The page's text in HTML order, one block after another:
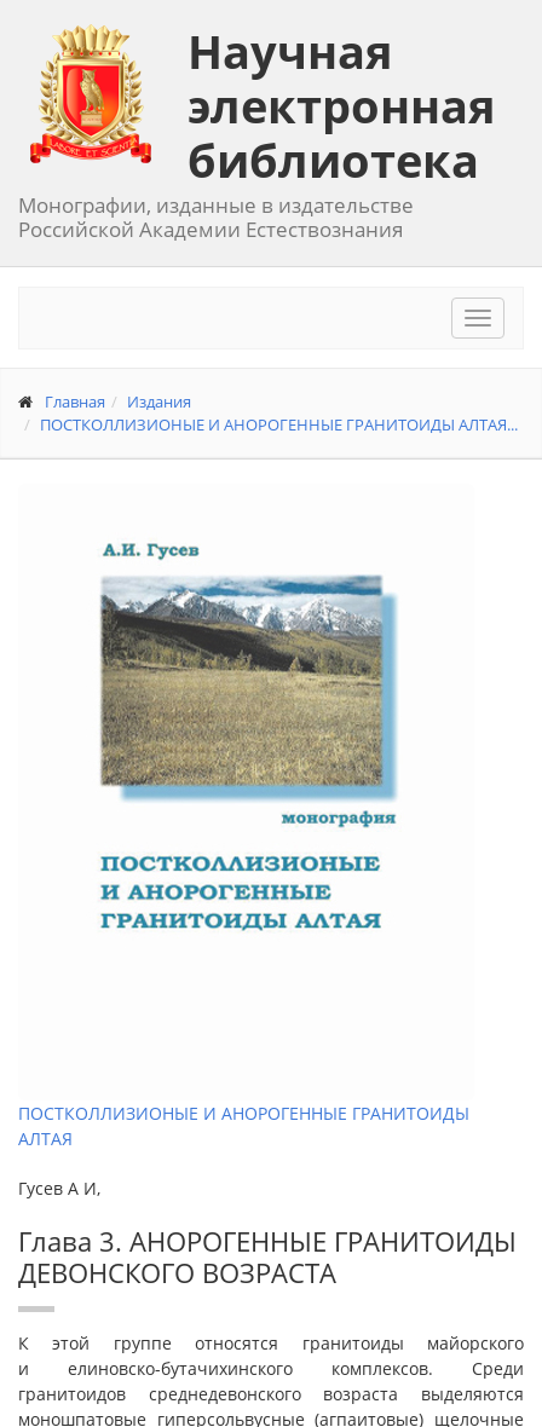
Научная
электронная
библиотека
Монографии, изданные в издательстве
Российской Академии Естествознания
Toggle
Главная
Издания
ПОСТКОЛЛИЗИОНЫЕ И АНОРОГЕННЫЕ ГРАНИТОИДЫ АЛТАЯ...
ПОСТКОЛЛИЗИОНЫЕ И АНОРОГЕННЫЕ ГРАНИТОИДЫ
АЛТАЯ
Гусев А И,
Глава 3. АНОРОГЕННЫЕ ГРАНИТОИДЫ
ДЕВОНСКОГО ВОЗРАСТА
К этой группе относятся гранитоиды майорского
и елиновско-бутачихинского комплексов. Среди
гранитоидов среднедевонского возраста выделяются
моношпатовые гиперсольвусные (агпаитовые) щелочные